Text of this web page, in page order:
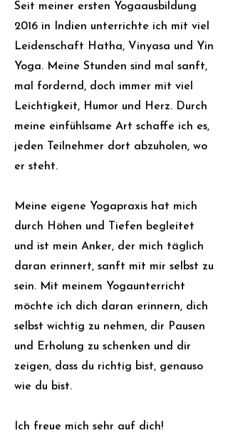
Seit meiner ersten Yogaausbildung
2016 in Indien unterrichte ich mit viel
Leidenschaft Hatha, Vinyasa und Yin
Yoga. Meine Stunden sind mal sanft,
mal fordernd, doch immer mit viel
Leichtigkeit, Humor und Herz. Durch
meine einfühlsame Art schaffe ich es,
jeden Teilnehmer dort abzuholen, wo
er steht.
Meine eigene Yogapraxis hat mich
durch Höhen und Tiefen begleitet
und ist mein Anker, der mich täglich
daran erinnert, sanft mit mir selbst zu
sein. Mit meinem Yogaunterricht
möchte ich dich daran erinnern, dich
selbst wichtig zu nehmen, dir Pausen
und Erholung zu schenken und dir
zeigen, dass du richtig bist, genauso
wie du bist.
Ich freue mich sehr auf dich!